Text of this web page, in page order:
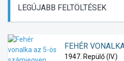
LEGÚJABB FELTÖLTÉSEK
FEHÉR
1947. Repülő (IV.)